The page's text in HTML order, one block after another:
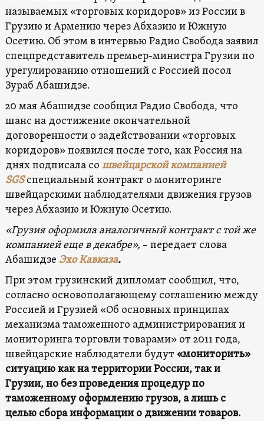
называемых «торговых коридоров» из России в
Грузию и Армению через Абхазию и Южную
Осетию. Об этом в интервью Радио Свобода заявил
спецпредставитель премьер-министра Грузии по
урегулированию отношений с Россией посол
Зураб Абашидзе.
20 мая Абашидзе сообщил Радио Свобода, что
шанс на достижение окончательной
договоренности о задействовании «торговых
коридоров» появился после того, как Россия на
днях подписала со швейцарской компанией
SGS специальный контракт о мониторинге
швейцарскими наблюдателями движения грузов
через Абхазию и Южную Осетию.
«Грузия оформила аналогичный контракт с той же
компанией еще в декабре», – передает слова
Абашидзе Эхо Кавказа.
При этом грузинский дипломат сообщил, что,
согласно основополагающему соглашению между
Россией и Грузией «Об основных принципах
механизма таможенного администрирования и
мониторинга торговли товарами» от 2011 года,
швейцарские наблюдатели будут «мониторить»
ситуацию как на территории России, так и
Грузии, но без проведения процедур по
таможенному оформлению грузов, а лишь с
целью сбора информации о движении товаров.